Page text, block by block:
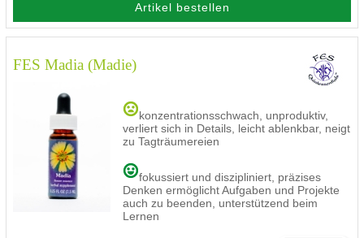
Artikel bestellen
FES Madia (Madie)
konzentrationsschwach, unproduktiv,
verliert sich in Details, leicht ablenkbar, neigt
zu Tagträumereien
fokussiert und diszipliniert, präzises
Denken ermöglicht Aufgaben und Projekte
auch zu beenden, unterstützend beim
Lernen